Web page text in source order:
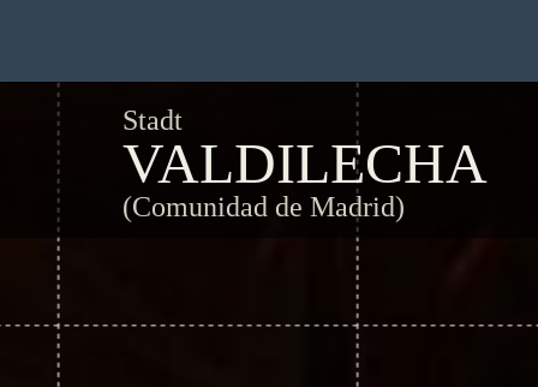
Stadt
VALDILECHA
(Comunidad de Madrid)